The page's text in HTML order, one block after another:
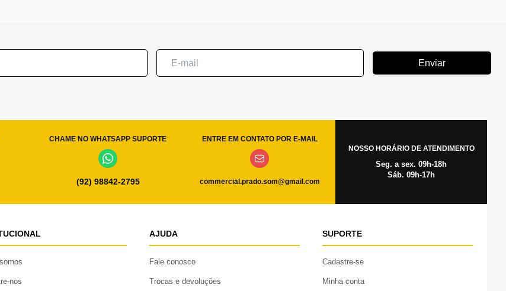
Enviar
CHAME NO WHATSAPP SUPORTE
(92) 98842-2795
ENTRE EM CONTATO POR E-MAIL
commercial.prado.som@gmail.com
NOSSO HORÁRIO DE ATENDIMENTO
Seg. a sex. 09h-18h
Sáb. 09h-17h
nos
AJUDA
Fale conosco
Trocas e devoluções
SUPORTE
Cadastre-se
Minha conta